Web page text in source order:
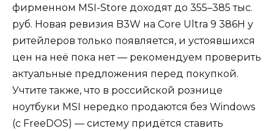
фирменном MSI-Store доходят до 355–385 тыс.
руб. Новая ревизия B3W на Core Ultra 9 386H у
ритейлеров только появляется, и устоявшихся
цен на неё пока нет — рекомендуем проверить
актуальные предложения перед покупкой.
Учтите также, что в российской рознице
ноутбуки MSI нередко продаются без Windows
(с FreeDOS) — систему придётся ставить